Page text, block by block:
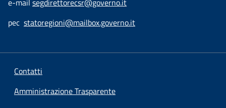
e-mail segdirettorecsr@governo.it
pec statoregioni@mailbox.governo.it
Contatti
Amministrazione Trasparente